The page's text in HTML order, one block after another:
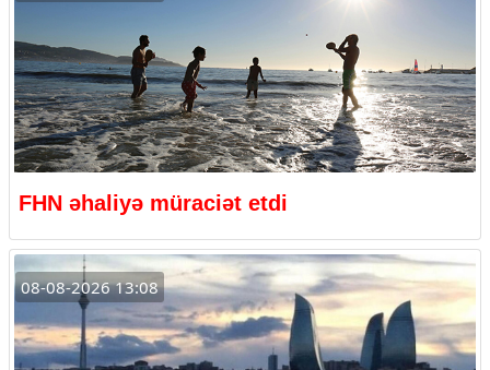
FHN əhaliyə müraciət etdi
08-08-2026 13:08